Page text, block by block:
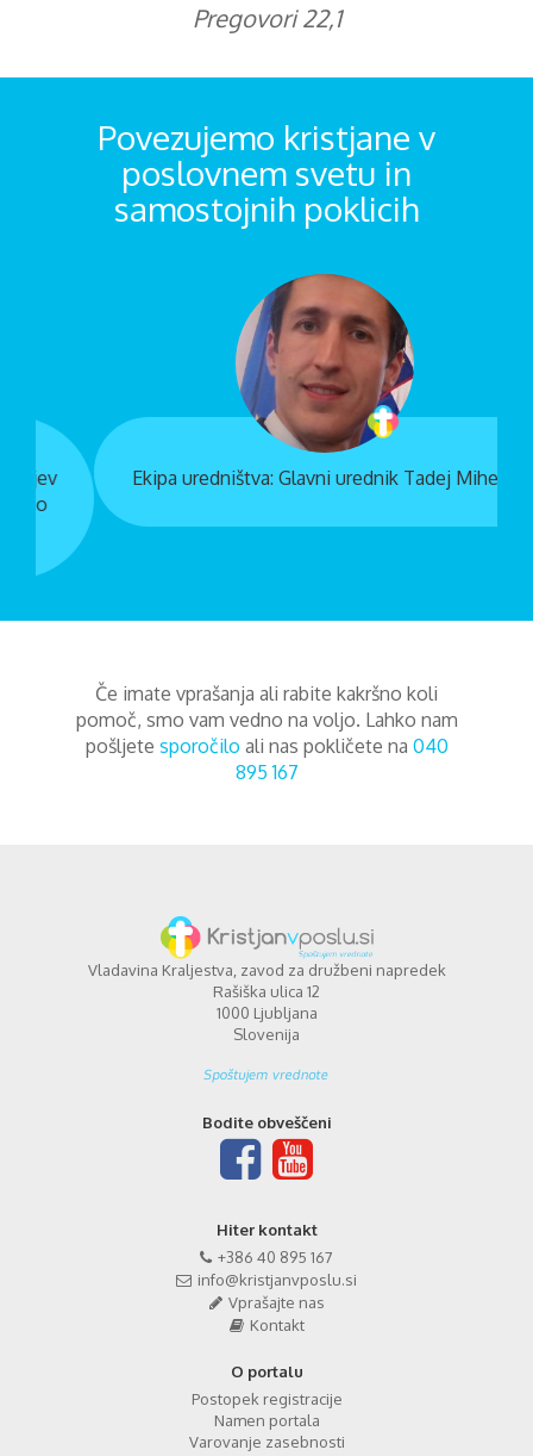
Pregovori 22,1
Povezujemo kristjane v
poslovnem svetu in
samostojnih poklicih
Ekipa uredništva: Glavni urednik Tadej Mihelič
Če imate vprašanja ali rabite kakršno koli
pomoč, smo vam vedno na voljo. Lahko nam
pošljete sporočilo ali nas pokličete na 040
895 167
Vladavina Kraljestva, zavod za družbeni napredek
Rašiška ulica 12
1000 Ljubljana
Slovenija
Bodite obveščeni
Hiter kontakt
+386 40 895 167
info@kristjanvposlu.si
Vprašajte nas
Kontakt
O portalu
Postopek registracije
Namen portala
Varovanje zasebnosti